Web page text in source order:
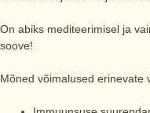
On abiks mediteerimisel ja
soove!
Mõned võimalused erinevate